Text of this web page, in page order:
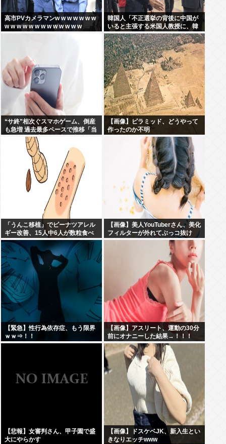
高市PVカメラマンw w w w w w w
w w w w w w w w w w w w w
韓国人「不正選挙の背後に中国が
いると主張する米国人教授に、韓
国ネット民が困惑」
“サ終”相次ぐスマホゲーム、倒産
も急増 過去最多ペースで推移「当
たれば一攫千金」過去の時代に
【画像】ピラミッド、どうやって
作ったのか不明
「うんこ移植」でピーナツアレル
ギー改善、15人中6人が数粒食べ
られるように
【画像】美人YouTuberさん、美化
フィルターが外れてぶっコ抜け
www
【緊急】性行為依存症、もう限界
ｗｗ⇒！！
【画像】アスリート、運動の30分
前にオナニーした結果→！！！
【悲報】女審判さん、甲子園で盛
大にやらかす
【画像】ドスケベJK、新入生とい
きなりエッチwww